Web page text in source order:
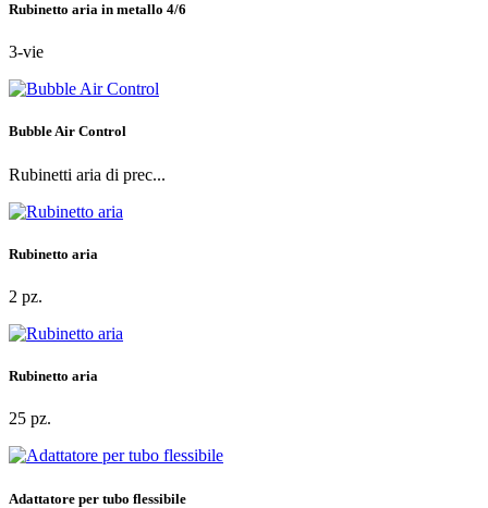
Rubinetto aria in metallo 4/6
3-vie
Bubble Air Control
Rubinetti aria di prec...
Rubinetto aria
2 pz.
Rubinetto aria
25 pz.
Adattatore per tubo flessibile